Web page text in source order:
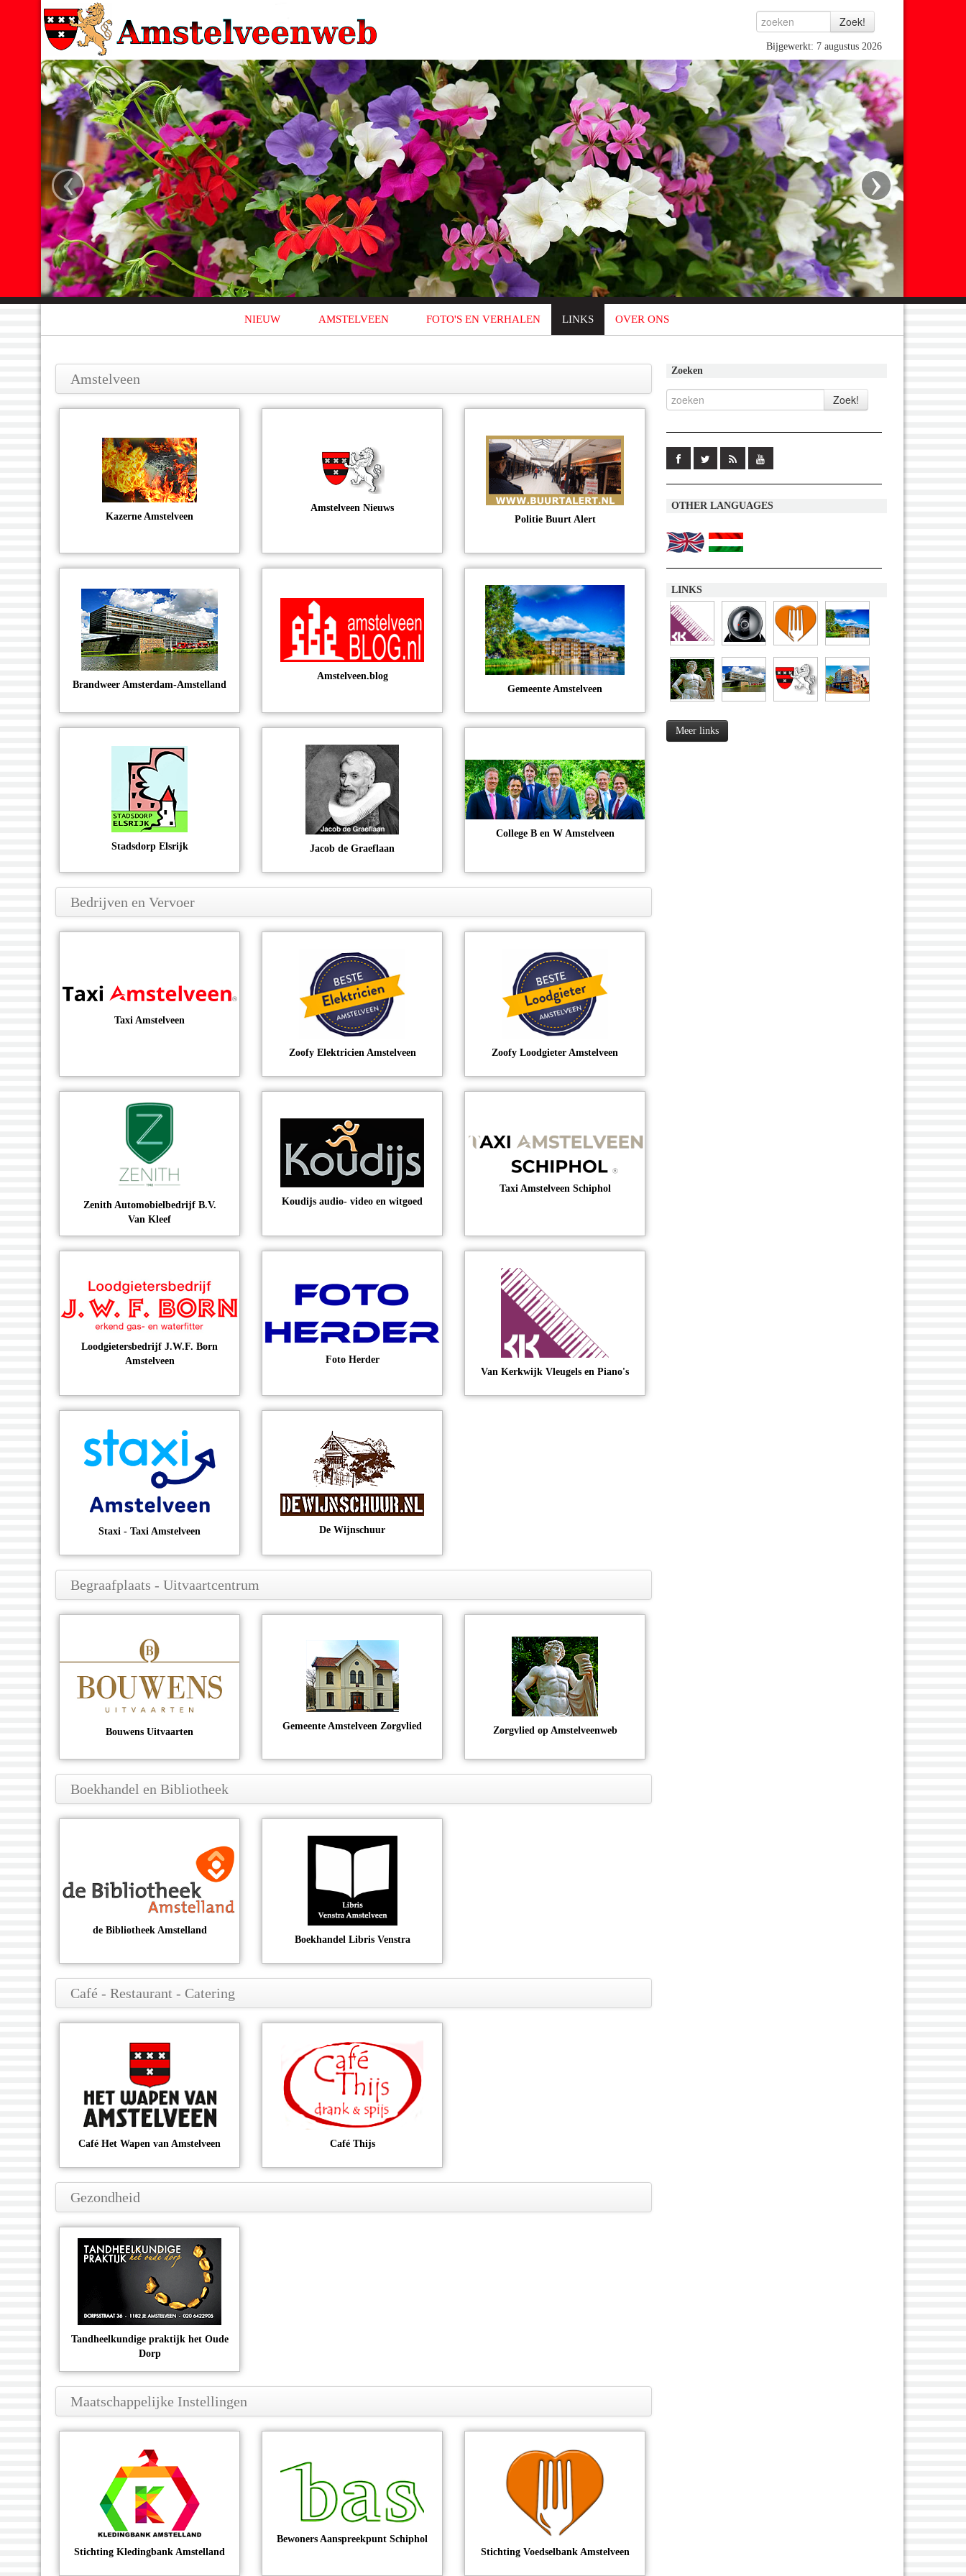
Bijgewerkt: 7 augustus 2026
‹ ›
NIEUW AMSTELVEEN FOTO'S EN VERHALEN LINKS OVER ONS
Amstelveen
Kazerne Amstelveen
Amstelveen Nieuws
Politie Buurt Alert
Brandweer Amsterdam-Amstelland
Amstelveen.blog
Gemeente Amstelveen
Stadsdorp Elsrijk Jacob de Graeflaan
College B en W Amstelveen
Bedrijven en Vervoer
Taxi Amstelveen
Zoofy Elektricien Amstelveen Zoofy Loodgieter Amstelveen
Zenith Automobielbedrijf B.V.
Van Kleef
Koudijs audio- video en witgoed
Taxi Amstelveen Schiphol
Loodgietersbedrijf J.W.F. Born
Amstelveen
Foto Herder
Van Kerkwijk Vleugels en Piano's
Staxi - Taxi Amstelveen De Wijnschuur
Begraafplaats - Uitvaartcentrum
Bouwens Uitvaarten
Gemeente Amstelveen Zorgvlied Zorgvlied op Amstelveenweb
Boekhandel en Bibliotheek
de Bibliotheek Amstelland
Boekhandel Libris Venstra
Café - Restaurant - Catering
Café Het Wapen van Amstelveen Café Thijs
Gezondheid
Tandheelkundige praktijk het Oude
Dorp
Maatschappelijke Instellingen
Stichting Kledingbank Amstelland
Bewoners Aanspreekpunt Schiphol
Stichting Voedselbank Amstelveen
Zoeken
OTHER LANGUAGES
LINKS
Meer links